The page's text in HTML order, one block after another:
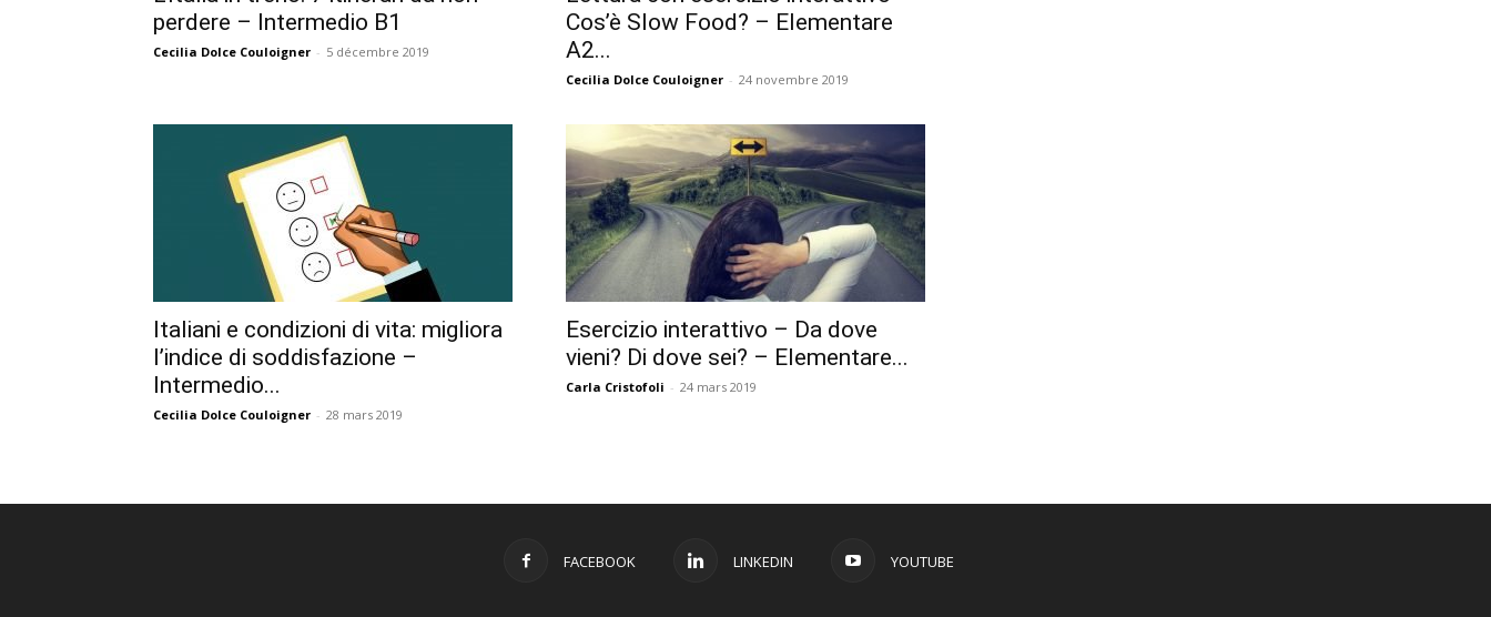
perdere – Intermedio B1
Cecilia Dolce Couloigner - 5 décembre 2019
Cos’è Slow Food? – Elementare
A2...
Cecilia Dolce Couloigner - 24 novembre 2019
Italiani e condizioni di vita: migliora
l’indice di soddisfazione –
Intermedio...
Cecilia Dolce Couloigner - 28 mars 2019
Esercizio interattivo – Da dove
vieni? Di dove sei? – Elementare...
Carla Cristofoli - 24 mars 2019
FACEBOOK LINKEDIN YOUTUBE